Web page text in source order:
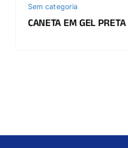
Sem categoria
CANETA EM GEL PRETA